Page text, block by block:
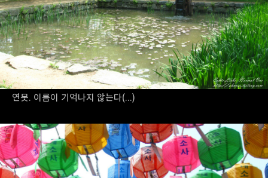
연못. 이름이 기억나지 않는다(...)